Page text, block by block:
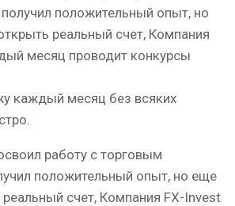
положительный опыт, но
реальный счет, Компания
месяц проводит конкурсы
каждый месяц без всяких
работу с торговым
положительный опыт, но еще
реальный счет, Компания FX-Invest